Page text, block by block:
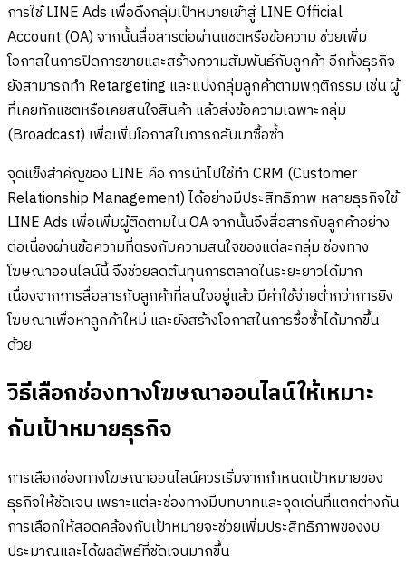
การใช้ LINE Ads เพื่อดึงกลุ่มเป้าหมายเข้าสู่ LINE Official
Account (OA) จากนั้นสื่อสารต่อผ่านแชตหรือข้อความ ช่วยเพิ่ม
โอกาสในการปิดการขายและสร้างความสัมพันธ์กับลูกค้า อีกทั้งธุรกิจ
ยังสามารถทำ Retargeting และแบ่งกลุ่มลูกค้าตามพฤติกรรม เช่น ผู้
ที่เคยทักแชตหรือเคยสนใจสินค้า แล้วส่งข้อความเฉพาะกลุ่ม
(Broadcast) เพื่อเพิ่มโอกาสในการกลับมาซื้อซ้ำ
จุดแข็งสำคัญของ LINE คือ การนำไปใช้ทำ CRM (Customer
Relationship Management) ได้อย่างมีประสิทธิภาพ หลายธุรกิจใช้
LINE Ads เพื่อเพิ่มผู้ติดตามใน OA จากนั้นจึงสื่อสารกับลูกค้าอย่าง
ต่อเนื่องผ่านข้อความที่ตรงกับความสนใจของแต่ละกลุ่ม ช่องทาง
โฆษณาออนไลน์นี้ จึงช่วยลดต้นทุนการตลาดในระยะยาวได้มาก
เนื่องจากการสื่อสารกับลูกค้าที่สนใจอยู่แล้ว มีค่าใช้จ่ายต่ำกว่าการยิง
โฆษณาเพื่อหาลูกค้าใหม่ และยังสร้างโอกาสในการซื้อซ้ำได้มากขึ้น
ด้วย
วิธีเลือกช่องทางโฆษณาออนไลน์ให้เหมาะ
กับเป้าหมายธุรกิจ
การเลือกช่องทางโฆษณาออนไลน์ควรเริ่มจากกำหนดเป้าหมายของ
ธุรกิจให้ชัดเจน เพราะแต่ละช่องทางมีบทบาทและจุดเด่นที่แตกต่างกัน
การเลือกให้สอดคล้องกับเป้าหมายจะช่วยเพิ่มประสิทธิภาพของงบ
ประมาณและได้ผลลัพธ์ที่ชัดเจนมากขึ้น